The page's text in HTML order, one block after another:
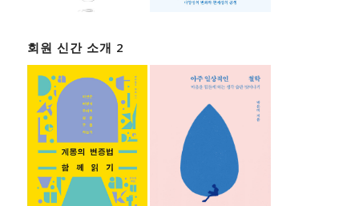
회원 신간 소개 2